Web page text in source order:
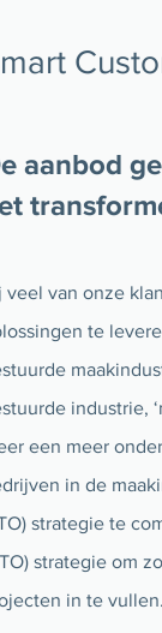
aanbod
veel van onze
te
industrie,
een meer
in de
strategie te
strategie om
in te vullen.